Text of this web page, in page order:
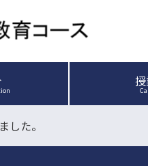
した。